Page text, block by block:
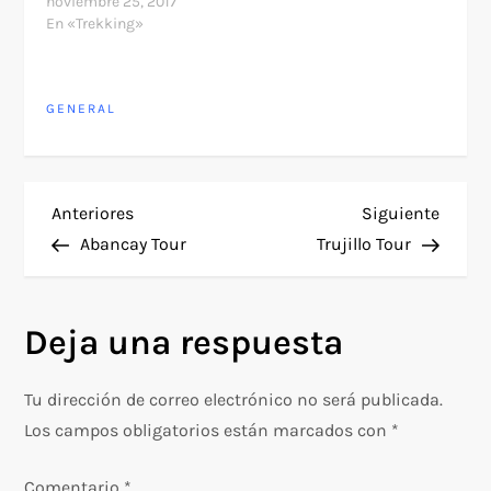
En «Trekking»
GENERAL
N
v
e
g
a
Entrada
anterior
Anteriores
Abancay Tour
Siguiente
Trujillo Tour
Deja una respuesta
Tu dirección de correo electrónico no será publicada.
Los campos obligatorios están marcados con *